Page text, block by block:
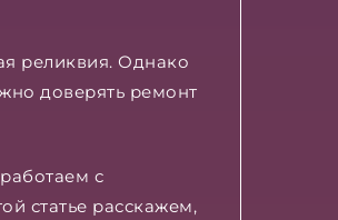
реликвия. Однако
доверять ремонт
с
статье расскажем,